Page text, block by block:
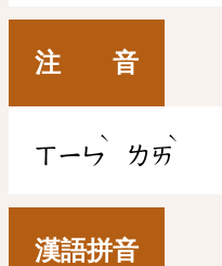
注 音
ㄒㄧㄣ
ˋ
ㄌㄞ
ˋ
漢語拼音